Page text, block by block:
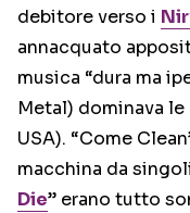
debitore verso i
annacquato
musica “dura ma
Metal) dominava
USA). “Come
macchina da
Die” erano tutto